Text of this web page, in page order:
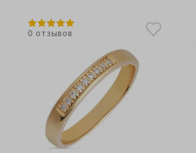
0 отзывов